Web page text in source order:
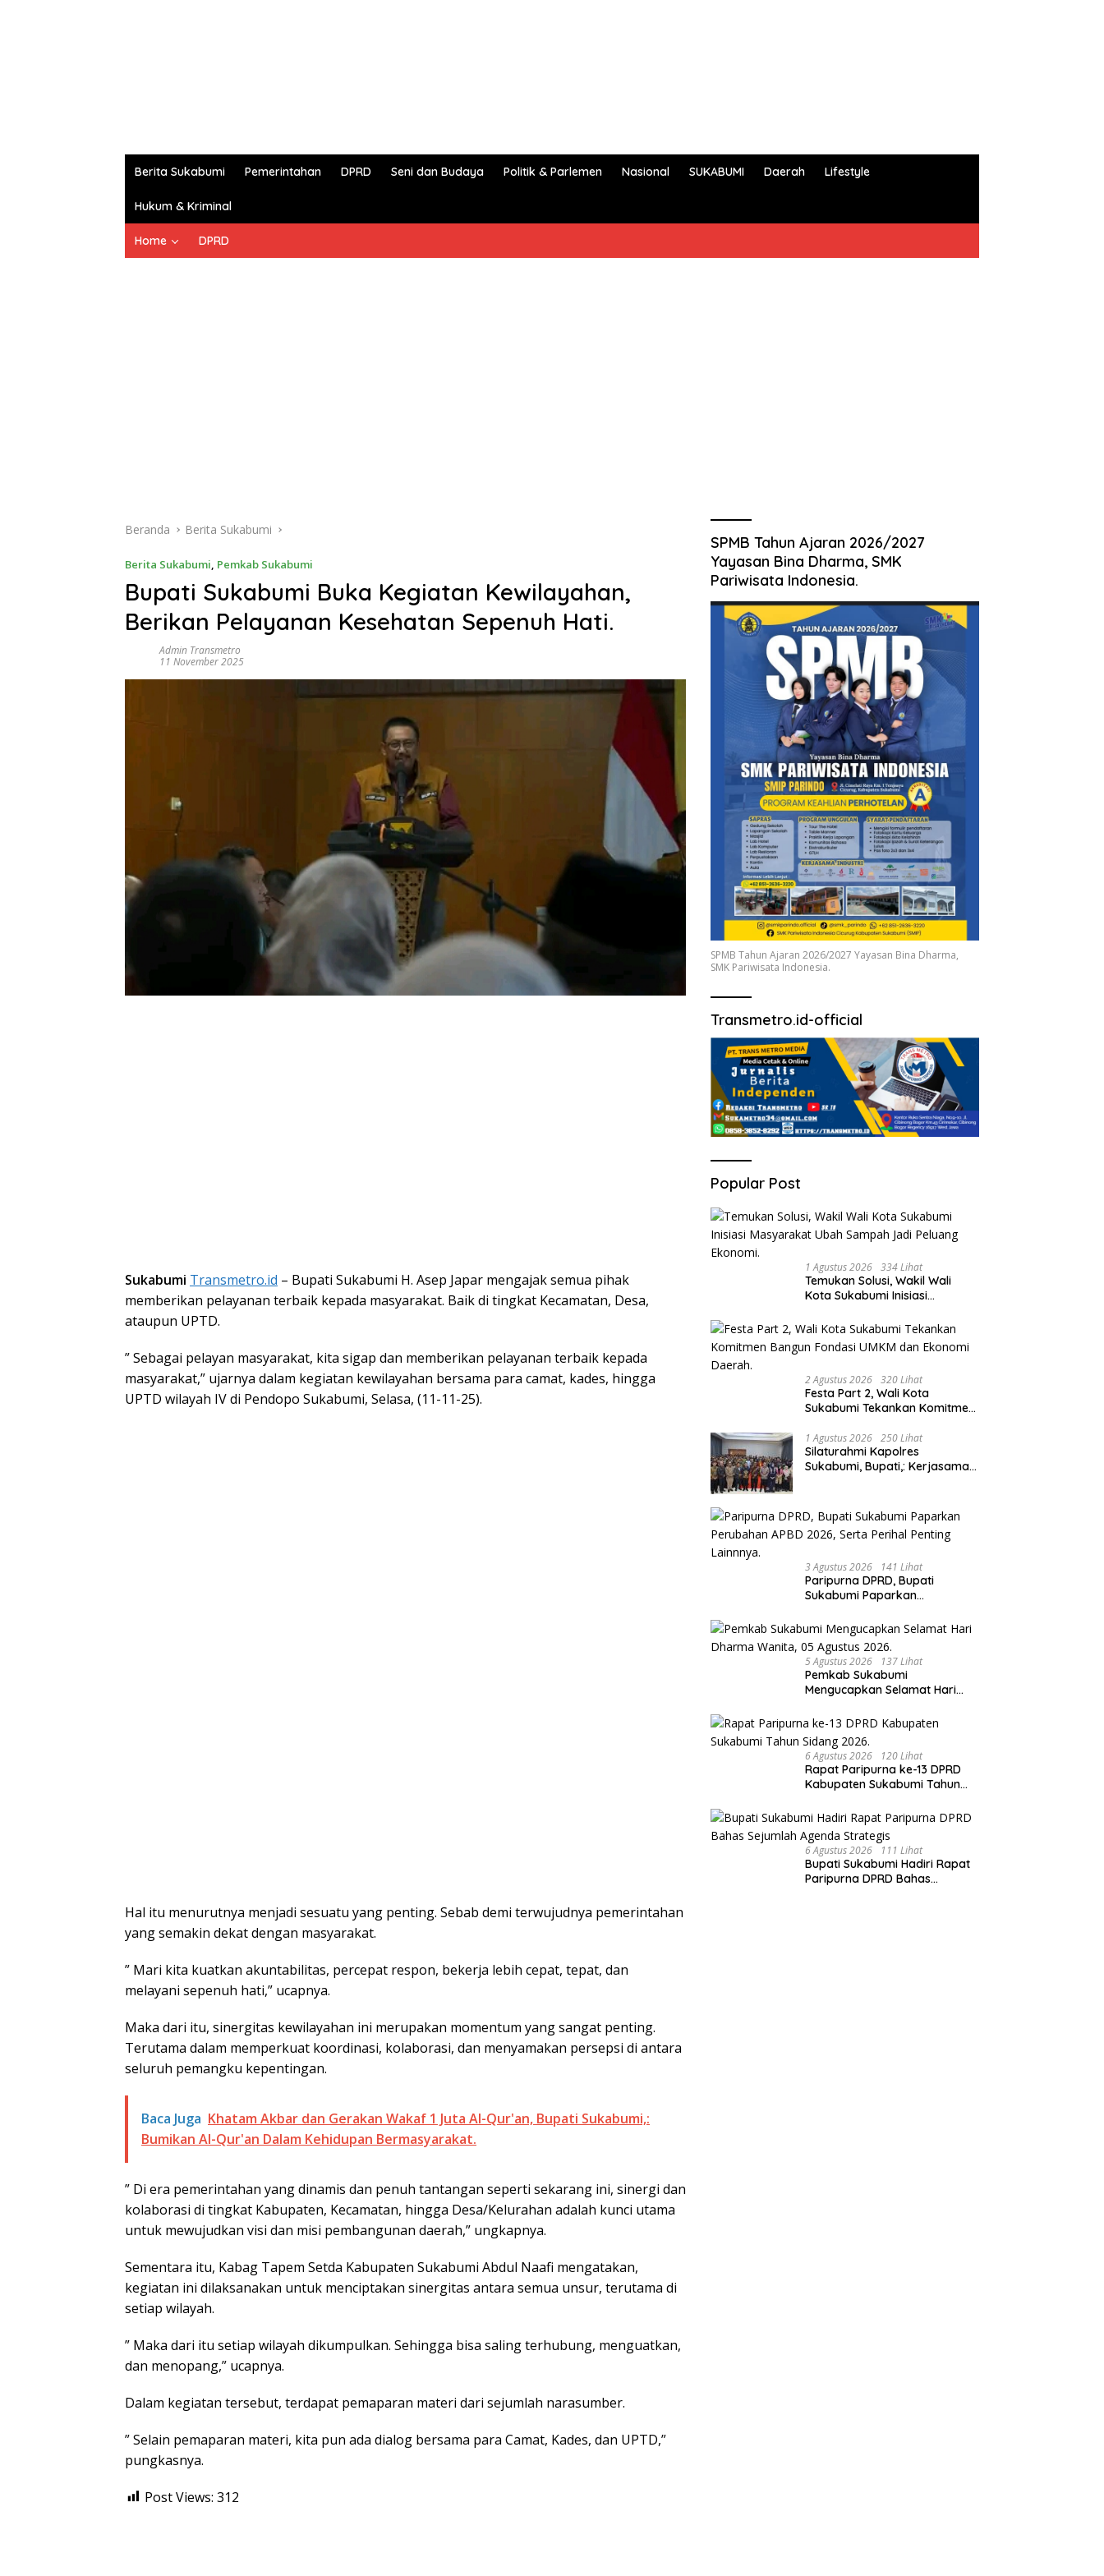
Berita Sukabumi Pemerintahan DPRD Seni dan Budaya Politik & Parlemen Nasional SUKABUMI Daerah Lifestyle
Hukum & Kriminal
Home DPRD
Beranda Berita Sukabumi
Berita Sukabumi, Pemkab Sukabumi
Bupati Sukabumi Buka Kegiatan Kewilayahan,
Berikan Pelayanan Kesehatan Sepenuh Hati.
Admin Transmetro
11 November 2025
Sukabumi Transmetro.id – Bupati Sukabumi H. Asep Japar mengajak semua pihak
memberikan pelayanan terbaik kepada masyarakat. Baik di tingkat Kecamatan, Desa,
ataupun UPTD.
” Sebagai pelayan masyarakat, kita sigap dan memberikan pelayanan terbaik kepada
masyarakat,” ujarnya dalam kegiatan kewilayahan bersama para camat, kades, hingga
UPTD wilayah IV di Pendopo Sukabumi, Selasa, (11-11-25).
Hal itu menurutnya menjadi sesuatu yang penting. Sebab demi terwujudnya pemerintahan
yang semakin dekat dengan masyarakat.
” Mari kita kuatkan akuntabilitas, percepat respon, bekerja lebih cepat, tepat, dan
melayani sepenuh hati,” ucapnya.
Maka dari itu, sinergitas kewilayahan ini merupakan momentum yang sangat penting.
Terutama dalam memperkuat koordinasi, kolaborasi, dan menyamakan persepsi di antara
seluruh pemangku kepentingan.
Baca Juga Khatam Akbar dan Gerakan Wakaf 1 Juta Al-Qur'an, Bupati Sukabumi,:
Bumikan Al-Qur'an Dalam Kehidupan Bermasyarakat.
” Di era pemerintahan yang dinamis dan penuh tantangan seperti sekarang ini, sinergi dan
kolaborasi di tingkat Kabupaten, Kecamatan, hingga Desa/Kelurahan adalah kunci utama
untuk mewujudkan visi dan misi pembangunan daerah,” ungkapnya.
Sementara itu, Kabag Tapem Setda Kabupaten Sukabumi Abdul Naafi mengatakan,
kegiatan ini dilaksanakan untuk menciptakan sinergitas antara semua unsur, terutama di
setiap wilayah.
” Maka dari itu setiap wilayah dikumpulkan. Sehingga bisa saling terhubung, menguatkan,
dan menopang,” ucapnya.
Dalam kegiatan tersebut, terdapat pemaparan materi dari sejumlah narasumber.
” Selain pemaparan materi, kita pun ada dialog bersama para Camat, Kades, dan UPTD,”
pungkasnya.
Post Views: 312
SPMB Tahun Ajaran 2026/2027
Yayasan Bina Dharma, SMK
Pariwisata Indonesia.
SPMB Tahun Ajaran 2026/2027 Yayasan Bina Dharma,
SMK Pariwisata Indonesia.
Transmetro.id-official
Popular Post
1 Agustus 2026 334 Lihat
Temukan Solusi, Wakil Wali
Kota Sukabumi Inisiasi
Jadi Peluang Ekonomi.
2 Agustus 2026 320 Lihat
Festa Part 2, Wali Kota
Sukabumi Tekankan Komitmen
Ekonomi Daerah.
1 Agustus 2026 250 Lihat
Silaturahmi Kapolres
Sukabumi, Bupati,: Kerjasama
3 Agustus 2026 141 Lihat
Paripurna DPRD, Bupati
Sukabumi Paparkan
Perihal Penting Lainnnya.
5 Agustus 2026 137 Lihat
Pemkab Sukabumi
Mengucapkan Selamat Hari
2026.
6 Agustus 2026 120 Lihat
Rapat Paripurna ke-13 DPRD
Kabupaten Sukabumi Tahun
6 Agustus 2026 111 Lihat
Bupati Sukabumi Hadiri Rapat
Paripurna DPRD Bahas